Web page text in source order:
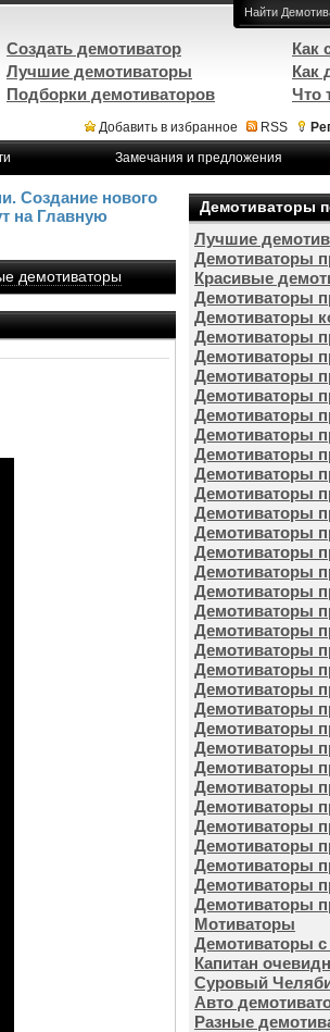
Добавить в избранное RSS
Замечания и предложения
Создание нового
на Главную
демотиваторы
Демотиваторы
Лучшие
Демотиваторы
Красивые
Демотиваторы
Демотиваторы
Демотиваторы
Демотиваторы
Демотиваторы
Демотиваторы
Демотиваторы
Демотиваторы
Демотиваторы
Демотиваторы
Демотиваторы
Демотиваторы
Демотиваторы
Демотиваторы
Демотиваторы
Демотиваторы
Демотиваторы
Демотиваторы
Демотиваторы
Демотиваторы
Демотиваторы
Демотиваторы
Демотиваторы
Демотиваторы
Демотиваторы
Демотиваторы
Демотиваторы
Демотиваторы
Демотиваторы
Демотиваторы
Демотиваторы
Демотиваторы
Мотиваторы
Демотиваторы
Капитан
Суровый
Авто
Разные
Создать демотиватор
Лучшие демотиваторы
Подборки демотиваторов
Как
Как
Что